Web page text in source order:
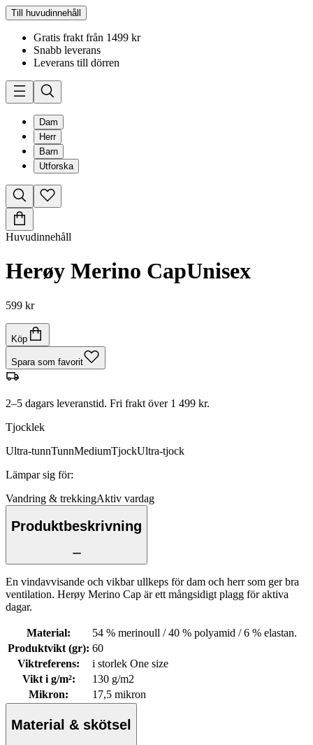
Till huvudinnehåll
Gratis frakt från 1499 kr
Snabb leverans
Leverans till dörren
Dam
Herr
Barn
Utforska
Huvudinnehåll
Herøy Merino CapUnisex
599 kr
Köp
Spara som favorit
2–5 dagars leveranstid. Fri frakt över 1 499 kr.
Tjocklek
Ultra-tunnTunnMediumTjockUltra-tjock
Lämpar sig för:
Vandring & trekkingAktiv vardag
Produktbeskrivning
En vindavvisande och vikbar ullkeps för dam och herr som ger bra
ventilation. Herøy Merino Cap är ett mångsidigt plagg för aktiva
dagar.
Material:
54 % merinoull / 40 % polyamid / 6 % elastan.
Produktvikt (gr): 60
Viktreferens:
i storlek One size
Vikt i g/m²:
130 g/m2
Mikron: 17,5 mikron
Material & skötsel